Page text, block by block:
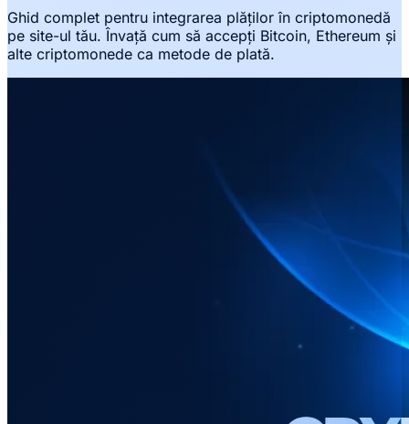
Ghid complet pentru integrarea plăților în criptomonedă
pe site-ul tău. Învață cum să accepți Bitcoin, Ethereum și
alte criptomonede ca metode de plată.